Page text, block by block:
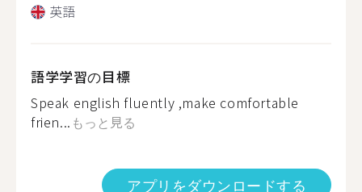
英語
語学学習の目標
Speak english fluently ,make comfortable
frien... もっと見る
アプリをダウンロードする